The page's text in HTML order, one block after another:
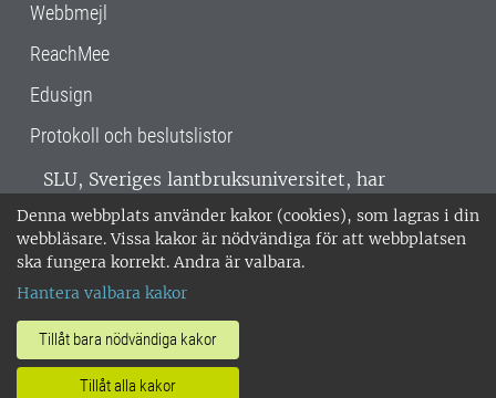
Denna webbplats använder kakor (cookies), som lagras i din
webbläsare. Vissa kakor är nödvändiga för att webbplatsen
ska fungera korrekt. Andra är valbara.
Hantera valbara kakor
Tillåt bara nödvändiga kakor
Tillåt alla kakor
Webbmejl
ReachMee
Edusign
Protokoll och beslutslistor
SLU, Sveriges lantbruksuniversitet, har
verksamhet över hela Sverige. Huvudorter är
Alnarp, Uppsala och Umeå.SLU är
miljöcertifierat enligt ISO 14001. •
018-67 10 00 • Org nr: 202100-2817 •
Om SLU:s webbplatser
•Hantera kakor•Behandling av
personuppgifter